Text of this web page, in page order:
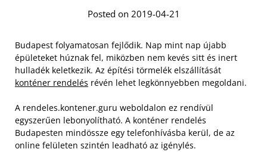
Posted on 2019-04-21
Budapest folyamatosan fejlődik. Nap mint nap újabb
épületeket húznak fel, miközben nem kevés sitt és inert
hulladék keletkezik. Az építési törmelék elszállítását
konténer rendelés révén lehet legkönnyebben megoldani.
A rendeles.kontener.guru weboldalon ez rendívül
egyszerűen lebonyolítható. A konténer rendelés
Budapesten mindössze egy telefonhívásba kerül, de az
online felületen szintén leadható az igénylés.